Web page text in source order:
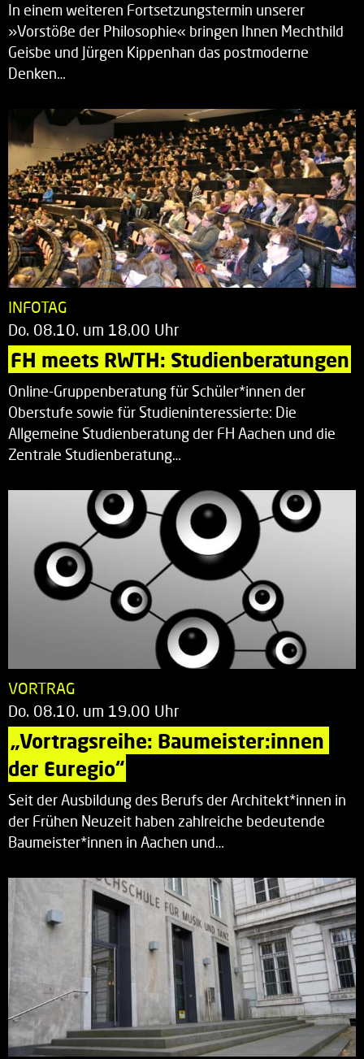
In einem weiteren Fortsetzungstermin unserer
»Vorstöße der Philosophie« bringen Ihnen Mechthild
Geisbe und Jürgen Kippenhan das postmoderne
Denken…
INFOTAG
Do. 08.10. um 18.00 Uhr
FH meets RWTH: Studienberatungen
Online-Gruppenberatung für Schüler*innen der
Oberstufe sowie für Studieninteressierte: Die
Allgemeine Studienberatung der FH Aachen und die
Zentrale Studienberatung…
VORTRAG
Do. 08.10. um 19.00 Uhr
„Vortragsreihe: Baumeister:innen
der Euregio“
Seit der Ausbildung des Berufs der Architekt*innen in
der Frühen Neuzeit haben zahlreiche bedeutende
Baumeister*innen in Aachen und…